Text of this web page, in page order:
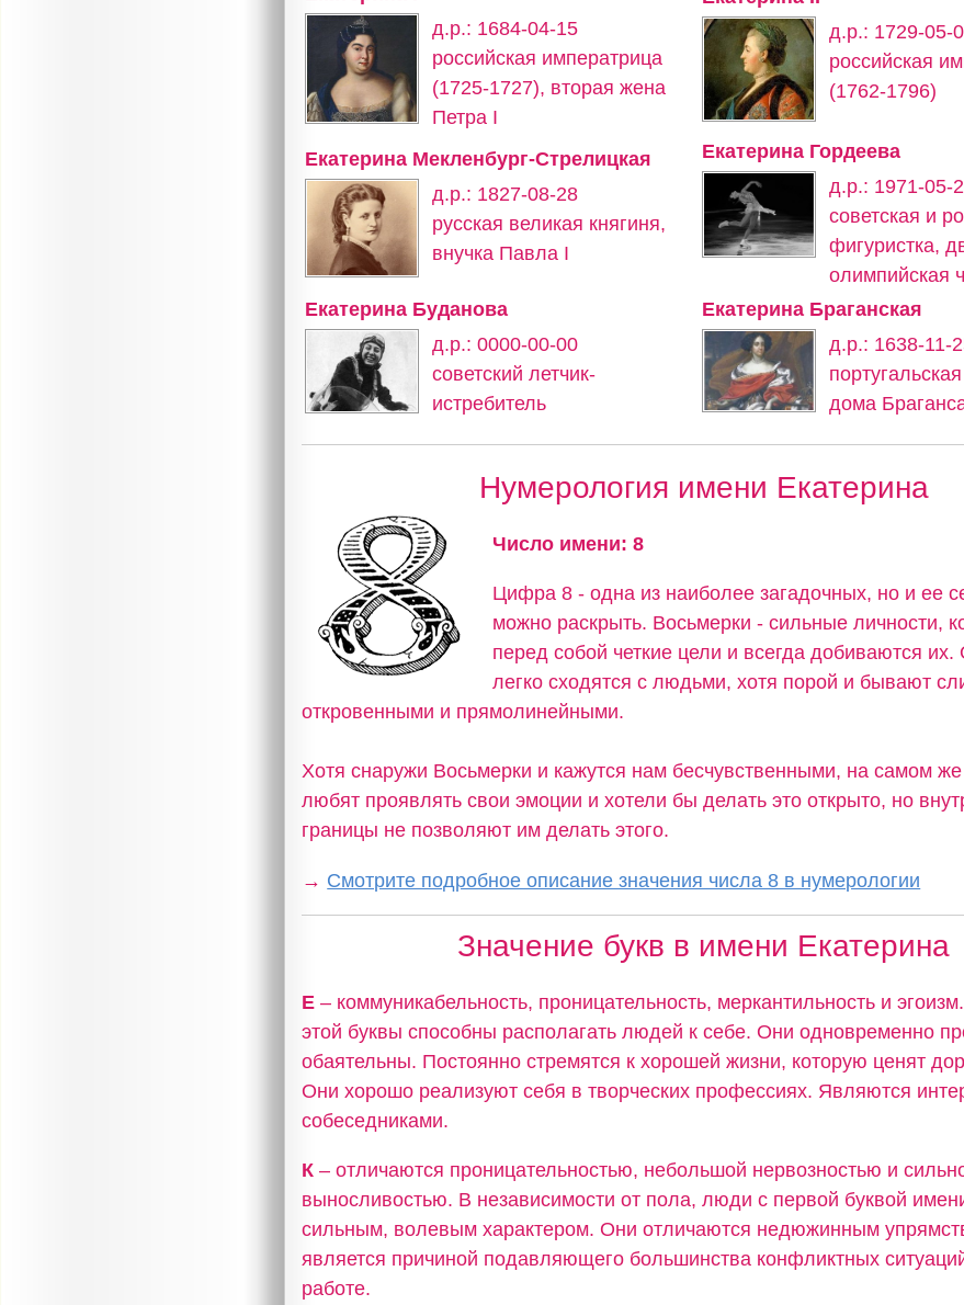
д.р.: 1684-04-15
российская императрица
(1725-1727), вторая жена
Петра I
д.р.: 1729-05-
российская
(1762-1796)
Екатерина Мекленбург-Стрелицкая
д.р.: 1827-08-28
русская великая княгиня,
внучка Павла I
Екатерина Гордеева
д.р.: 1971-05-
советская и
фигуристка,
олимпийская
Екатерина Буданова
д.р.: 0000-00-00
советский летчик-
истребитель
Екатерина Браганская
д.р.: 1638-11-
дома
Нумерология имени Екатерина
Число имени: 8
Цифра 8 - одна из наиболее загадочных, но и ее
можно раскрыть. Восьмерки - сильные личности,
перед собой четкие цели и всегда добиваются
легко сходятся с людьми, хотя порой и бывают
откровенными и прямолинейными.
Хотя снаружи Восьмерки и кажутся нам бесчувственными, на самом
любят проявлять свои эмоции и хотели бы делать это открыто, но
границы не позволяют им делать этого.
→ Смотрите подробное описание значения числа 8 в нумерологии
Значение букв в имени Екатерина
Е – коммуникабельность, проницательность, меркантильность и
этой буквы способны располагать людей к себе. Они одновременно
обаятельны. Постоянно стремятся к хорошей жизни, которую ценят
Они хорошо реализуют себя в творческих профессиях. Являются
собеседниками.
К – отличаются проницательностью, небольшой нервозностью и
выносливостью. В независимости от пола, люди с первой буквой
сильным, волевым характером. Они отличаются недюжинным
является причиной подавляющего большинства конфликтных
работе.